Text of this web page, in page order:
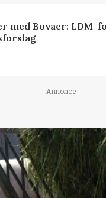
med Bovaer: LDM-
Annonce